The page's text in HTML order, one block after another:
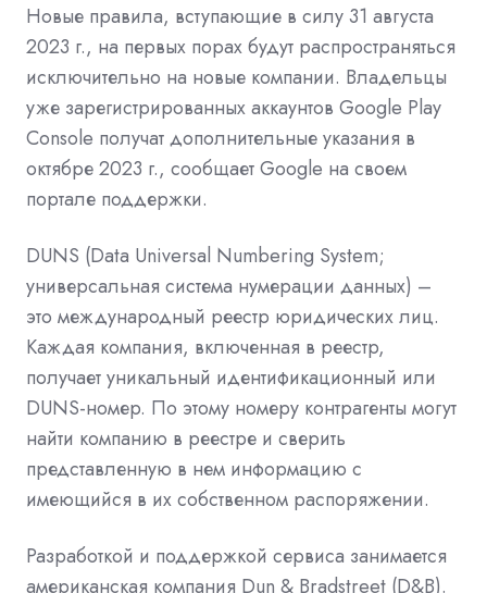
Новые правила, вступающие в силу 31 августа
2023 г., на первых порах будут распространяться
исключительно на новые компании. Владельцы
уже зарегистрированных аккаунтов Google Play
Console получат дополнительные указания в
октябре 2023 г., сообщает Google на своем
портале поддержки.
DUNS (Data Universal Numbering System;
универсальная система нумерации данных) –
это международный реестр юридических лиц.
Каждая компания, включенная в реестр,
получает уникальный идентификационный или
DUNS-номер. По этому номеру контрагенты могут
найти компанию в реестре и сверить
представленную в нем информацию с
имеющийся в их собственном распоряжении.
Разработкой и поддержкой сервиса занимается
американская компания Dun & Bradstreet (D&B).